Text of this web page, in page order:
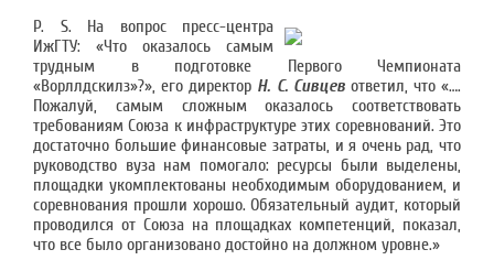
Р. S. На вопрос пресс-центра
ИжГТУ: «Что оказалось самым
трудным в подготовке Первого Чемпионата
«Ворллдскилз»?», его директор Н. С. Сивцевответил, что «….
Пожалуй, самым сложным оказалось соответствовать
требованиям Союза к инфраструктуре этих соревнований. Это
достаточно большие финансовые затраты, и я очень рад, что
руководство вуза нам помогало: ресурсы были выделены,
площадки укомплектованы необходимым оборудованием, и
соревнования прошли хорошо. Обязательный аудит, который
проводился от Союза на площадках компетенций, показал,
что все было организовано достойно на должном уровне.»